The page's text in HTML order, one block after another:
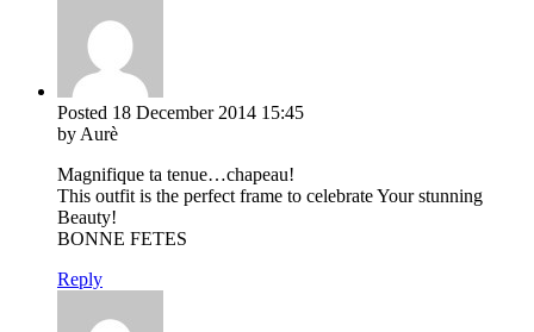
Posted 18 December 2014 15:45
by Aurè
Magnifique ta tenue…chapeau!
This outfit is the perfect frame to celebrate Your stunning
Beauty!
BONNE FETES
Reply